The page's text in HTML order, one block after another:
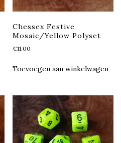
Chessex Festive
Mosaic/Yellow Polyset
€11.00
Toevoegen aan winkelwagen